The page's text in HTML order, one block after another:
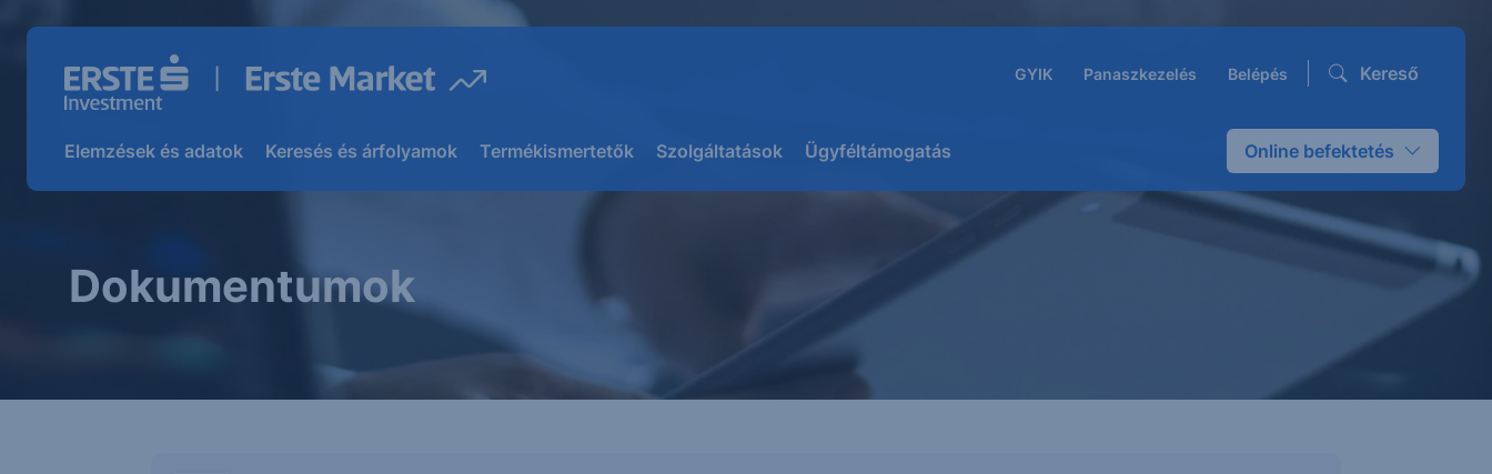
GYIK Panaszkezelés Belépés Kereső
Elemzések és adatok Keresés és árfolyamok Termékismertetők Szolgáltatások Ügyféltámogatás Online befektetés
Dokumentumok